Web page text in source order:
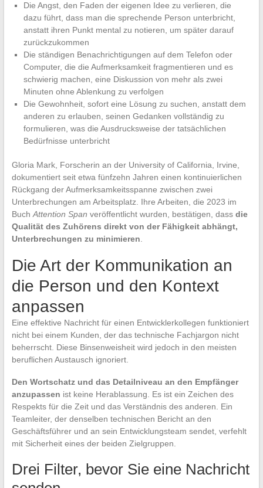
Die Angst, den Faden der eigenen Idee zu verlieren, die
dazu führt, dass man die sprechende Person unterbricht,
anstatt ihren Punkt mental zu notieren, um später darauf
zurückzukommen
Die ständigen Benachrichtigungen auf dem Telefon oder
Computer, die die Aufmerksamkeit fragmentieren und es
schwierig machen, eine Diskussion von mehr als zwei
Minuten ohne Ablenkung zu verfolgen
Die Gewohnheit, sofort eine Lösung zu suchen, anstatt dem
anderen zu erlauben, seinen Gedanken vollständig zu
formulieren, was die Ausdrucksweise der tatsächlichen
Bedürfnisse unterbricht
Gloria Mark, Forscherin an der University of California, Irvine,
dokumentiert seit etwa fünfzehn Jahren einen kontinuierlichen
Rückgang der Aufmerksamkeitsspanne zwischen zwei
Unterbrechungen am Arbeitsplatz. Ihre Arbeiten, die 2023 im
BuchAttention Span veröffentlicht wurden, bestätigen, dass die
Qualität des Zuhörens direkt von der Fähigkeit abhängt,
Unterbrechungen zu minimieren.
Die Art der Kommunikation an
die Person und den Kontext
anpassen
Eine effektive Nachricht für einen Entwicklerkollegen funktioniert
nicht bei einem Kunden, der das technische Fachjargon nicht
beherrscht. Diese Binsenweisheit wird jedoch in den meisten
beruflichen Austausch ignoriert.
Den Wortschatz und das Detailniveau an den Empfänger
anzupassen ist keine Herablassung. Es ist ein Zeichen des
Respekts für die Zeit und das Verständnis des anderen. Ein
Teamleiter, der denselben technischen Bericht an den
Geschäftsführer und an sein Entwicklungsteam sendet, verfehlt
mit Sicherheit eines der beiden Zielgruppen.
Drei Filter, bevor Sie eine Nachricht